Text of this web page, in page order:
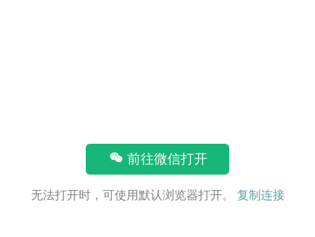
前往微信打开
无法打开时，可使用默认浏览器打开。 复制连接